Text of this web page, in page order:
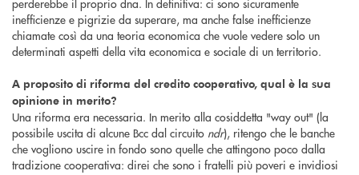
inefficienze e pigrizie da superare, ma anche false inefficienze
chiamate così da una teoria economica che vuole vedere solo un
determinati aspetti della vita economica e sociale di un territorio.
A proposito di riforma del credito cooperativo, qual è la sua
opinione in merito?
Una riforma era necessaria. In merito alla cosiddetta "way out" (la
possibile uscita di alcune Bcc dal circuito ndr), ritengo che le banche
che vogliono uscire in fondo sono quelle che attingono poco dalla
tradizione cooperativa: direi che sono i fratelli più poveri e invidiosi